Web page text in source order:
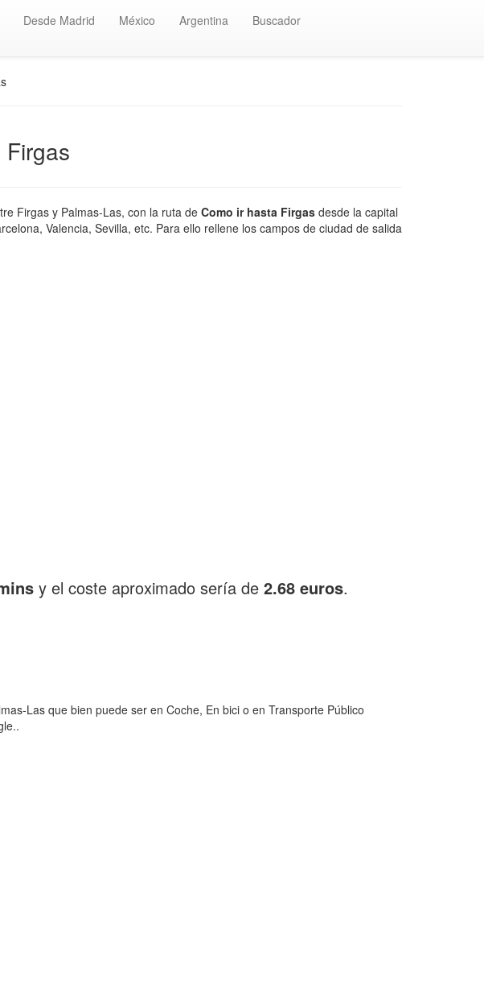
Desde Madrid México Argentina Buscador
Firgas y Palmas-Las, con la ruta de Como ir hasta Firgas desde la capital
Valencia, Sevilla, etc. Para ello rellene los campos de ciudad de salida
y el coste aproximado sería de 2.68 euros.
Las que bien puede ser en Coche, En bici o en Transporte Público